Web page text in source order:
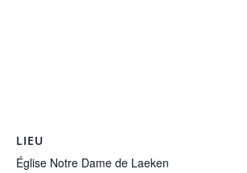
LIEU
Église Notre Dame de Laeken